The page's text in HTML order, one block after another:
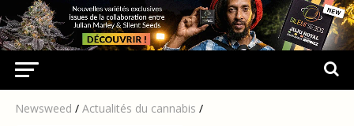
Newsweed / Actualités du cannabis /